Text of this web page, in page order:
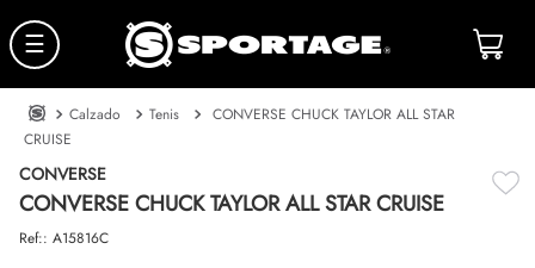
☰
Calzado Tenis
CONVERSE CHUCK TAYLOR ALL STAR
CRUISE
CONVERSE
CONVERSE CHUCK TAYLOR ALL STAR CRUISE
Ref:: A15816C